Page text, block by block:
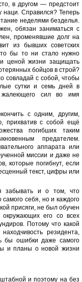
в другом — предстоит
наци. Справился? Теперь
неделями безделья.
обязан заниматься с
променявшие долг на
из бывших советских
бы то ни стало нужно
ценой жизни защищать
бойцов в строй?
совладай с собой, чтобы
сутки и семь дней в
сил во имя
с одним, другим,
прихватив с собой ещё
погибших таким
предателем.
аппарата или
миссии и даже не
которые погибнут, если
текст, цифры или
забывать и о том, что
себя, но и каждого
присяги, не был обучен
окружающих его со всех
Потому что какой
резидента,
бы ошибки даже самого
и планы о новой жизни
и поэтому на без